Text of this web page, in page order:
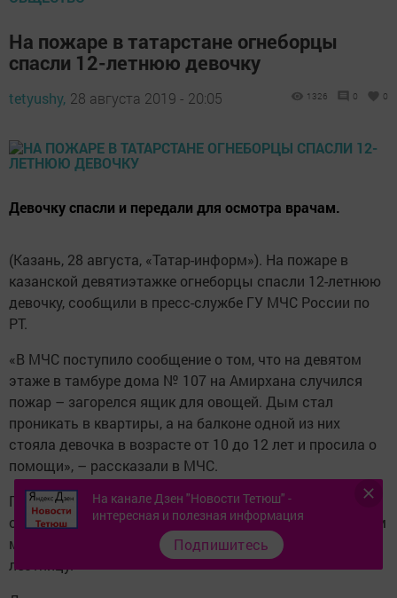
На пожаре в татарстане огнеборцы
спасли 12-летнюю девочку
tetyushy, 28 августа 2019 - 20:05 1326 0 0
Девочку спасли и передали для осмотра врачам.
(Казань, 28 августа, «Татар-информ»). На пожаре в
казанской девятиэтажке огнеборцы спасли 12-летнюю
девочку, сообщили в пресс-службе ГУ МЧС России по
РТ.
«В МЧС поступило сообщение о том, что на девятом
этаже в тамбуре дома № 107 на Амирхана случился
пожар – загорелся ящик для овощей. Дым стал
проникать в квартиры, а на балконе одной из них
стояла девочка в возрасте от 10 до 12 лет и просила о
помощи», – рассказали в МЧС.
Пожарные на месте действовали в двух направлениях:
одно звено отправилось к очагу пожара по лестничным
маршам, а второе – развернуло к балкону пожарную
лестницу.
На канале Дзен "Новости Тетюш" -
интересная и полезная информация
Подпишитесь